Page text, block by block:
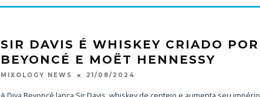
SIR DAVIS É WHISKEY CRIADO POR
BEYONCÉ E MOËT HENNESSY
MIXOLOGY NEWS 21/08/2024